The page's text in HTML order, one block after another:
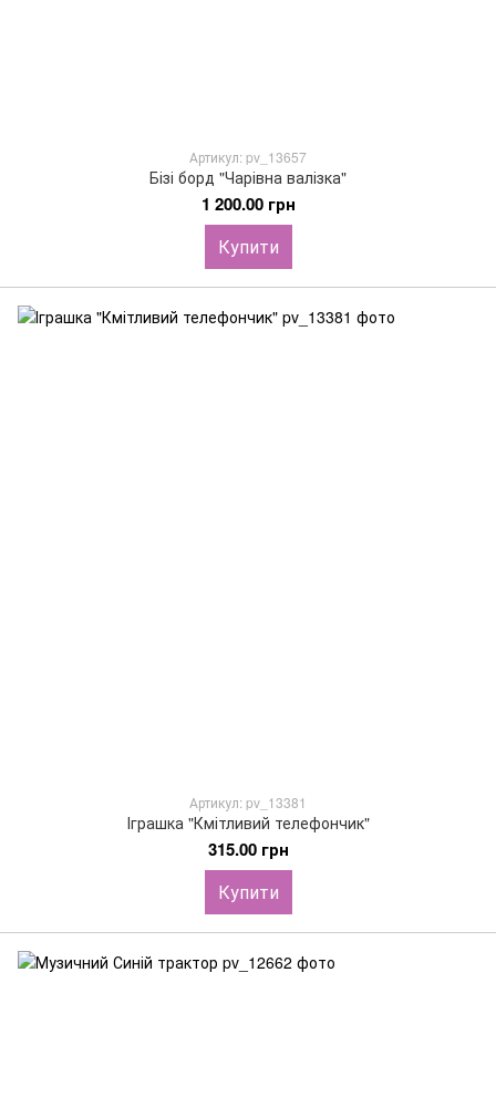
Артикул: pv_13657
Бізі борд "Чарівна валізка"
1 200.00 грн
Купити
Артикул: pv_13381
Іграшка "Кмітливий телефончик"
315.00 грн
Купити